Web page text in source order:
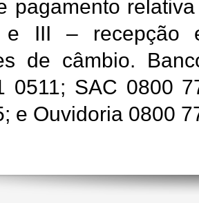
pagamento
e III – recepção
de câmbio.
0511; SAC 0800
e Ouvidoria 0800